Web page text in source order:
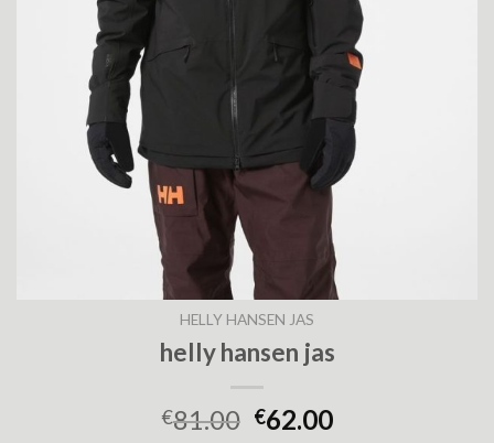
HELLY HANSEN JAS
helly hansen jas
€81.00 €62.00